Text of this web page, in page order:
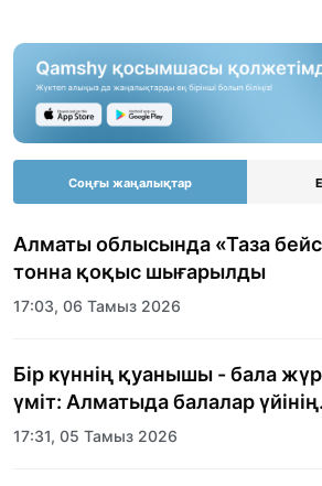
Соңғы жаңалықтар
Алматы облысында «Таза
тонна қоқыс шығарылды
17:03, 06 Тамыз 2026
Бір күннің қуанышы - бала
үміт: Алматыда балалар үйінің
тәрбиеленушілеріне мерекелік
17:31, 05 Тамыз 2026